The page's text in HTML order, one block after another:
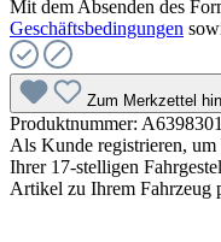
Mit dem Absenden des
Geschäftsbedingungen
Zum Merkzettel
Produktnummer:
Als Kunde registrieren,
Ihrer 17-stelligen
Artikel zu Ihrem Fahrzeug